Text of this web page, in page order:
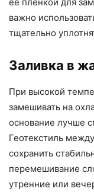
важно
тщательно
Заливка в
При высокой
замешивать на
основание лучше
Геотекстиль
сохранить
перемешивание
утренние или